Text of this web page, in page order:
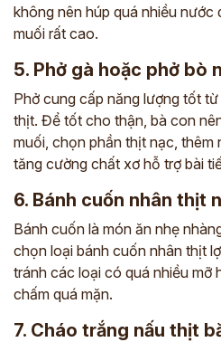
không nên húp quá nhiều
muối rất cao.
5. Phở gà hoặc phở bò
Phở cung cấp năng lượng tốt
thịt. Để tốt cho thận, bà con
muối, chọn phần thịt nạc, thêm
tăng cường chất xơ hỗ trợ bài
6. Bánh cuốn nhân thịt
Bánh cuốn là món ăn nhẹ
chọn loại bánh cuốn nhân thịt
tránh các loại có quá nhiều mỡ
chấm quá mặn.
7. Cháo trắng nấu thịt